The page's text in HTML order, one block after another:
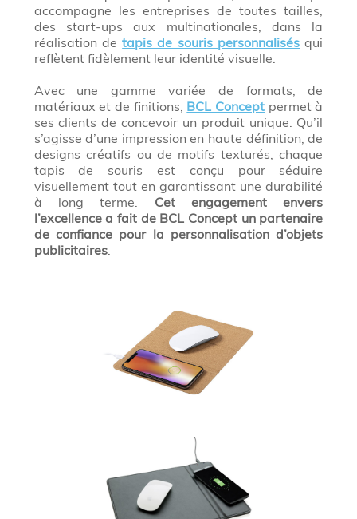
accompagne les entreprises de toutes tailles,
des start-ups aux multinationales, dans la
réalisation detapis de souris personnalisés qui
reflètent fidèlement leur identité visuelle.
Avec une gamme variée de formats, de
matériaux et de finitions, BCL Concept permet à
ses clients de concevoir un produit unique. Qu’il
s’agisse d’une impression en haute définition, de
designs créatifs ou de motifs texturés, chaque
tapis de souris est conçu pour séduire
visuellement tout en garantissant une durabilité
à long terme. Cet engagement envers
l’excellence a fait de BCL Concept un partenaire
de confiance pour la personnalisation d’objets
publicitaires.